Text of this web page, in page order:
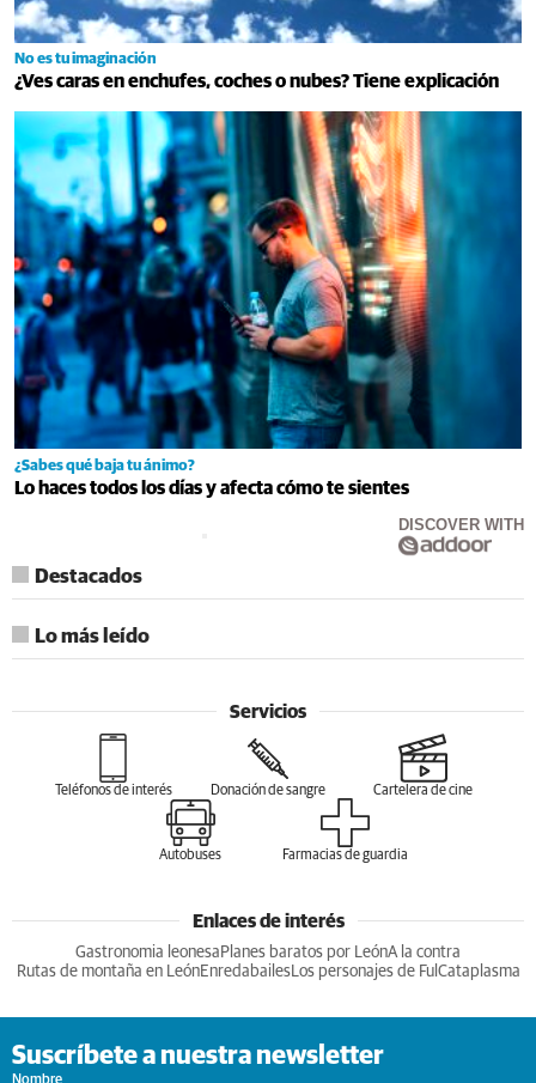
No es tu imaginación
¿Ves caras en enchufes, coches o nubes? Tiene explicación
¿Sabes qué baja tu ánimo?
Lo haces todos los días y afecta cómo te sientes
DISCOVER WITH
Destacados
Lo más leído
Servicios
Teléfonos de interés Donación de sangre Cartelera de cine
Autobuses Farmacias de guardia
Enlaces de interés
Gastronomia leonesa Planes baratos por LeónA la contra
Rutas de montaña en LeónEnredabailesLos personajes de Ful Cataplasma
Suscríbete a nuestra newsletter